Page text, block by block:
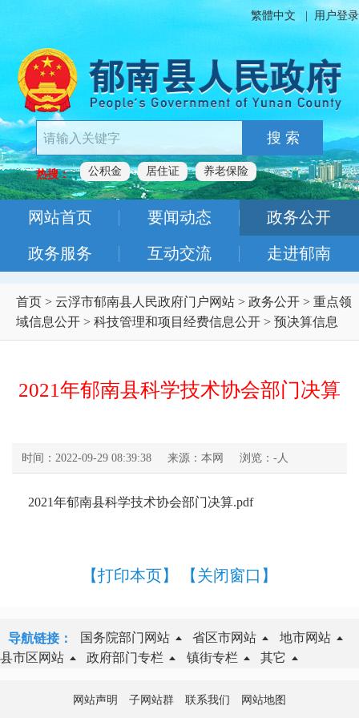
繁體中文 用户登录
搜 索
热搜： 公积金 居住证 养老保险
网站首页 要闻动态 政务公开
政务服务 互动交流 走进郁南
首页 > 云浮市郁南县人民政府门户网站 > 政务公开 > 重点领
域信息公开 > 科技管理和项目经费信息公开 > 预决算信息
2021年郁南县科学技术协会部门决算
时间：2022-09-29 08:39:38 来源：本网 浏览： - 人
2021年郁南县科学技术协会部门决算.pdf
【打印本页】 【关闭窗口】
导航链接： 国务院部门网站 省区市网站
地市网站
县市区网站
政府部门专栏 镇街专栏 其它
网站声明 子网站群 联系我们 网站地图